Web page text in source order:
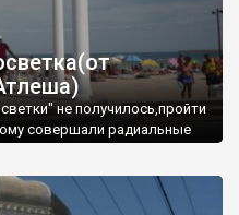
не получилось,пройти
совершали радиальные